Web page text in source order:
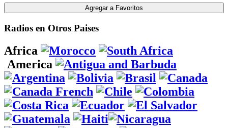
Radios en Otros Paises
Africa
America